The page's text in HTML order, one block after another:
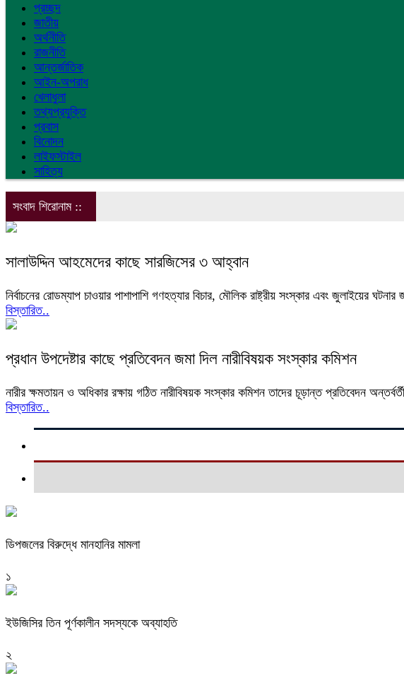
প্রচ্ছদ
জাতীয়
অর্থনীতি
রাজনীতি
আন্তর্জাতিক
আইন-অপরাধ
খেলাধুলা
তথ্যপ্রযুক্তি
প্রবাস
বিনোদন
লাইফস্টাইল
সাহিত্য
সংবাদ শিরোনাম ::
সালাউদ্দিন আহমেদের কাছে সারজিসের ৩ আহ্বান
নির্বাচনের রোডম্যাপ চাওয়ার পাশাপাশি গণহত্যার বিচার, মৌলিক রাষ্ট্রীয় সংস্কার এবং জুলাইয়ের
বিস্তারিত..
প্রধান উপদেষ্টার কাছে প্রতিবেদন জমা দিল নারীবিষয়ক সংস্কার কমিশন
নারীর ক্ষমতায়ন ও অধিকার রক্ষায় গঠিত নারীবিষয়ক সংস্কার কমিশন তাদের চূড়ান্ত প্রতিবেদন
বিস্তারিত..
ডিপজলের বিরুদ্ধে মানহানির মামলা
১
ইউজিসির তিন পূর্ণকালীন সদস্যকে অব্যাহতি
২